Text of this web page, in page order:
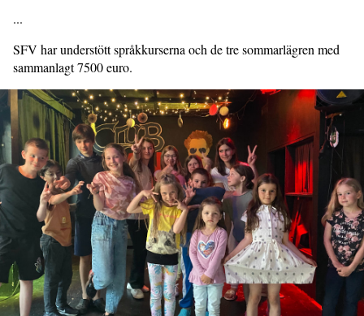
...
SFV har understött språkkurserna och de tre sommarlägren med
sammanlagt 7500 euro.